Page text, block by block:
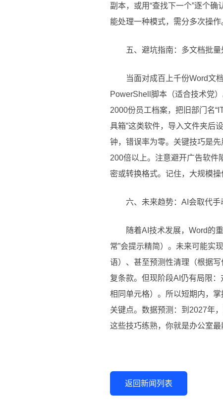
副本，或用“查找下一个”逐个
能处理一种模式，需分多次操
五、避坑指南：多文档批
当面对成百上千份Word文
PowerShell脚本（适合技术党
2000份员工档案，把旧部门名
具箱”这类软件，导入文件夹后
钟，错误率为零。关键技巧是
200倍以上。注意避开广告软件
密或转换格式。记住，大规模操
六、未来趋势：AI会取代手
随着AI技术发展，Word的
常”会提示精简）。未来可能实
语）、甚至预测性清理（根据
复条款。但现阶段AI仍有局限
相同单元格）。所以短期内，
关键点。数据预测：到2027年
这些技巧练熟，你就是办公室最
返回新闻列表